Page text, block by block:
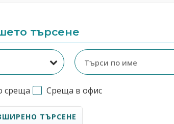
търсене
среща Среща в офис
ТЪРСЕНЕ